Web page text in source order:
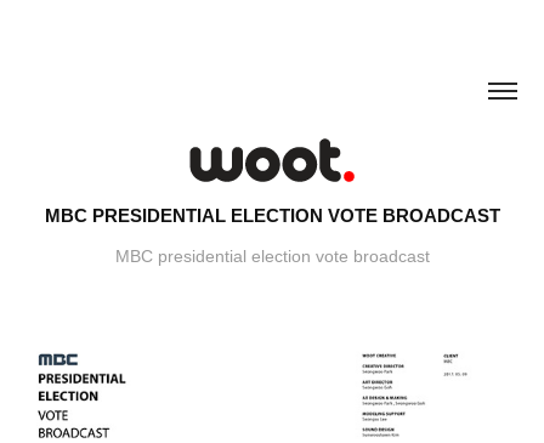
MBC PRESIDENTIAL ELECTION VOTE BROADCAST
MBC presidential election vote broadcast